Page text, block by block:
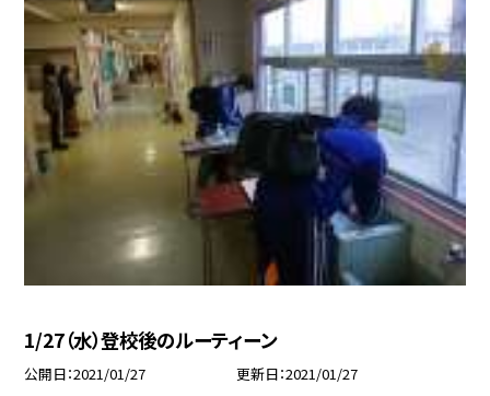
1/27（水）登校後のルーティーン
公開日 2021/01/27 更新日 2021/01/27